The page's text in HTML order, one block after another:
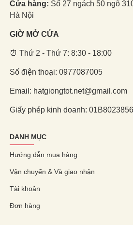
Cửa hàng: Số 27 ngách 50 ngõ
Hà Nội
GIỜ MỞ CỬA
⏰ Thứ 2 - Thứ 7: 8:30 - 18:00
Số điện thoại: 0977087005
Email: hatgiongtot.net@gmail.com
Giấy phép kinh doanh: 01B8023856
DANH MỤC
Hướng dẫn mua hàng
Vận chuyển & Và giao nhận
Tài khoản
Đơn hàng